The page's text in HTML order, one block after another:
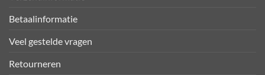
Betaalinformatie
Veel gestelde vragen
Retourneren